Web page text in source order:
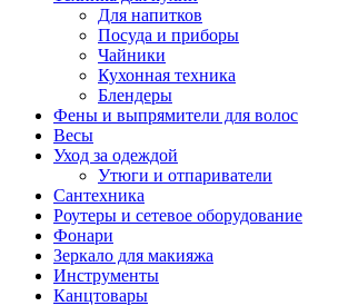
Для напитков
Посуда и приборы
Чайники
Кухонная техника
Блендеры
Фены и выпрямители для волос
Весы
Уход за одеждой
Утюги и отпариватели
Сантехника
Роутеры и сетевое оборудование
Фонари
Зеркало для макияжа
Инструменты
Канцтовары